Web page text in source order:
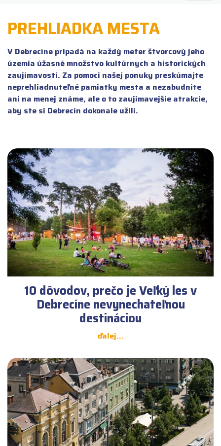
PREHLIADKA MESTA
V Debrecíne pripadá na každý meter štvorcový jeho
územia úžasné množstvo kultúrnych a historických
zaujímavostí. Za pomoci našej ponuky preskúmajte
neprehliadnuteľné pamiatky mesta a nezabudnite
ani na menej známe, ale o to zaujímavejšie atrakcie,
aby ste si Debrecín dokonale užili.
10 dôvodov, prečo je Veľký les v
Debrecíne nevynechateľnou
destináciou
ďalej...